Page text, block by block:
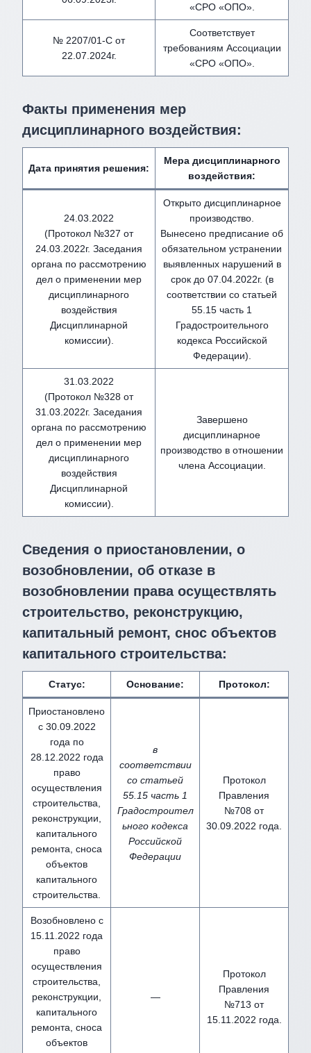
«СРО «ОПО».
№ 2207/01-С от
22.07.2024г.
Соответствует
требованиям Ассоциации
«СРО «ОПО».
Факты применения мер
дисциплинарного воздействия:
Дата принятия решения:
Мера дисциплинарного
воздействия:
24.03.2022
(Протокол №327 от
24.03.2022г. Заседания
органа по рассмотрению
дел о применении мер
дисциплинарного
воздействия
Дисциплинарной
комиссии).
Открыто дисциплинарное
производство.
Вынесено предписание об
обязательном устранении
выявленных нарушений в
срок до 07.04.2022г. (в
соответствии со статьей
55.15 часть 1
Градостроительного
кодекса Российской
Федерации).
31.03.2022
(Протокол №328 от
31.03.2022г. Заседания
органа по рассмотрению
дел о применении мер
дисциплинарного
воздействия
Дисциплинарной
комиссии).
Завершено
дисциплинарное
производство в отношении
члена Ассоциации.
Сведения о приостановлении, о
возобновлении, об отказе в
возобновлении права осуществлять
строительство, реконструкцию,
капитальный ремонт, снос объектов
капитального строительства:
Статус: Основание: Протокол:
Приостановлено
с 30.09.2022
года по
28.12.2022 года
право
осуществления
строительства,
реконструкции,
капитального
ремонта, сноса
объектов
капитального
строительства.
в
соответствии
со статьей
55.15 часть 1
Градостроител
ьного кодекса
Российской
Федерации
Протокол
Правления
№708 от
30.09.2022 года.
Возобновлено с
15.11.2022 года
право
осуществления
строительства,
реконструкции,
капитального
ремонта, сноса
объектов
—
Протокол
Правления
№713 от
15.11.2022 года.